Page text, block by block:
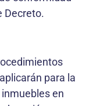
Decreto.
para la
en